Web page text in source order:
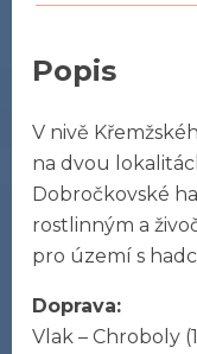
Popis
V nivě
na dvou
Dobročkovské
rostlinným a
pro území s
Doprava:
Vlak – Chroboly